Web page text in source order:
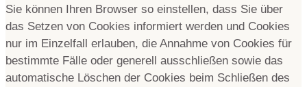
Sie können Ihren Browser so einstellen, dass Sie über
das Setzen von Cookies informiert werden und Cookies
nur im Einzelfall erlauben, die Annahme von Cookies für
bestimmte Fälle oder generell ausschließen sowie das
automatische Löschen der Cookies beim Schließen des